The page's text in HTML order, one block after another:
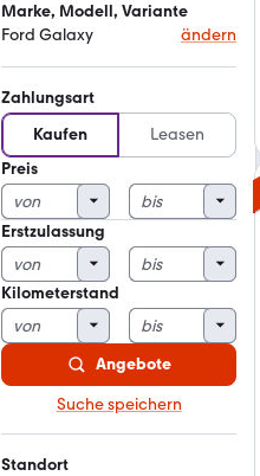
Marke, Modell, Variante
Ford Galaxy
ändern
Zahlungsart
Kaufen
Leasen
Preis
Erstzulassung
Kilometerstand
Angebote
Suche speichern
Standort